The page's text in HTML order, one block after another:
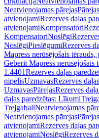
Neatvienojamas pārejas
atvienojamiRezerves daļas
atvienojamiKompensatori
KompensatoriNoslēgi
NoslēgiPieslēgumiRezerves
Mapress nerūsējošais tērauds,
Geberit Mapress nerūsējošais
1.4401Rezerves daļas
nipelisUzmavasRezerves
UzmavasPārejasRezerves
daļas paredzētas: Līkumi
TrejgabaliNeatvienojamas
Neatvienojamas pārejas
atvienojamiRezerves daļas
atvienojamiNoslēgiRezerves